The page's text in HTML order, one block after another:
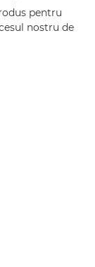
pentru
nostru de